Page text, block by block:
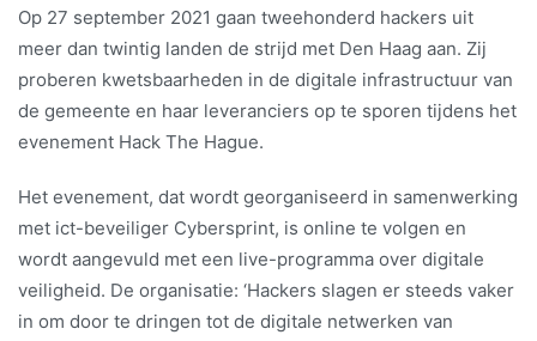
Op 27 september 2021 gaan tweehonderd hackers uit
meer dan twintig landen de strijd met Den Haag aan. Zij
proberen kwetsbaarheden in de digitale infrastructuur van
de gemeente en haar leveranciers op te sporen tijdens het
evenement Hack The Hague.
Het evenement, dat wordt georganiseerd in samenwerking
met ict-beveiliger Cybersprint, is online te volgen en
wordt aangevuld met een live-programma over digitale
veiligheid. De organisatie: ‘Hackers slagen er steeds vaker
in om door te dringen tot de digitale netwerken van